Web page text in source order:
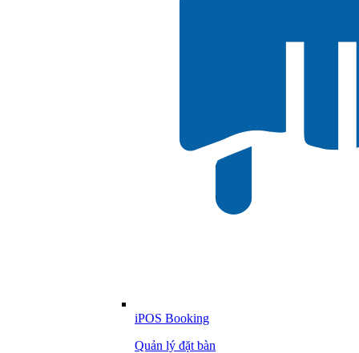
iPOS Booking
Quản lý đặt bàn